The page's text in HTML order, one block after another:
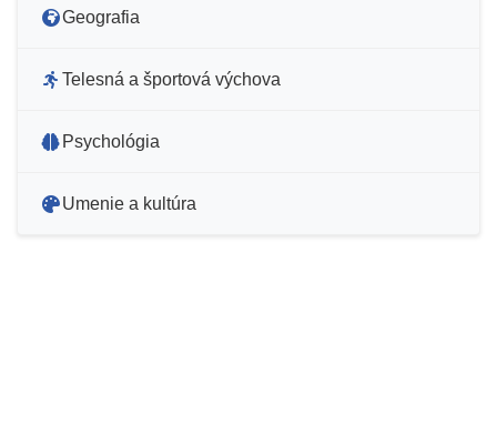
Geografia
Telesná a športová výchova
Psychológia
Umenie a kultúra